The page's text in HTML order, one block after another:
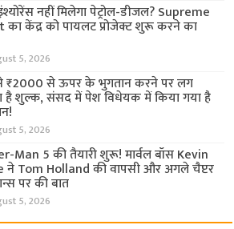
नहीं मिलेगा पेट्रोल-डीजल? Supreme
का केंद्र को पायलट प्रोजेक्ट शुरू करने का
5, 2026
₹2000 से ऊपर के भुगतान करने पर लग
है शुल्क, संसद में पेश विधेयक में किया गया है
5, 2026
Man 5 की तैयारी शुरू! मार्वल बॉस Kevin
ने Tom Holland की वापसी और अगले चैप्टर
पर की बात
5, 2026